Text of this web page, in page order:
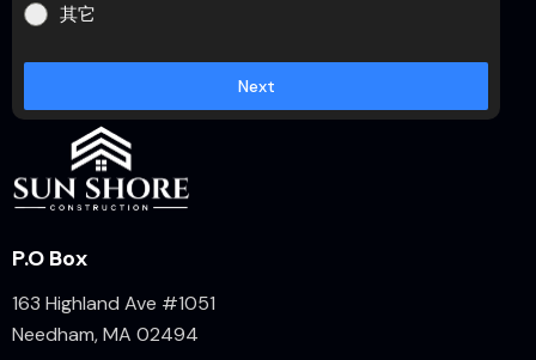
其它
Next
P.O Box
163 Highland Ave #1051
Needham, MA 02494